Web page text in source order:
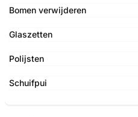
Bomen verwijderen
Glaszetten
Polijsten
Schuifpui